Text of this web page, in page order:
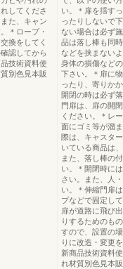
してくださ
た、キャン
＊‌ロープ・
換をしてく
認してから
技術資料使
別色見本販
い。＊扉を揺す
ったりしないで
ない場合は必ず
品は落し棒も同
などを挟まない
身体の損傷など
下さい。＊扉に
ったり、寄りか
開閉の時は必ず
門扉は、扉の開
ください。＊レ
面にゴミ等が溜
際は、キャスタ
いている商品は
また、落し棒の
い。＊開閉時に
さい。また、人
い。＊伸縮門扉
プなどで固定し
扉が道路に飛び
りするためのも
すので、設置の
りに改造・変更
新商品技術資料
れ材質別色見本